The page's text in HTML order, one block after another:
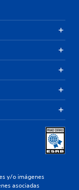
y/o imágenes
asociadas